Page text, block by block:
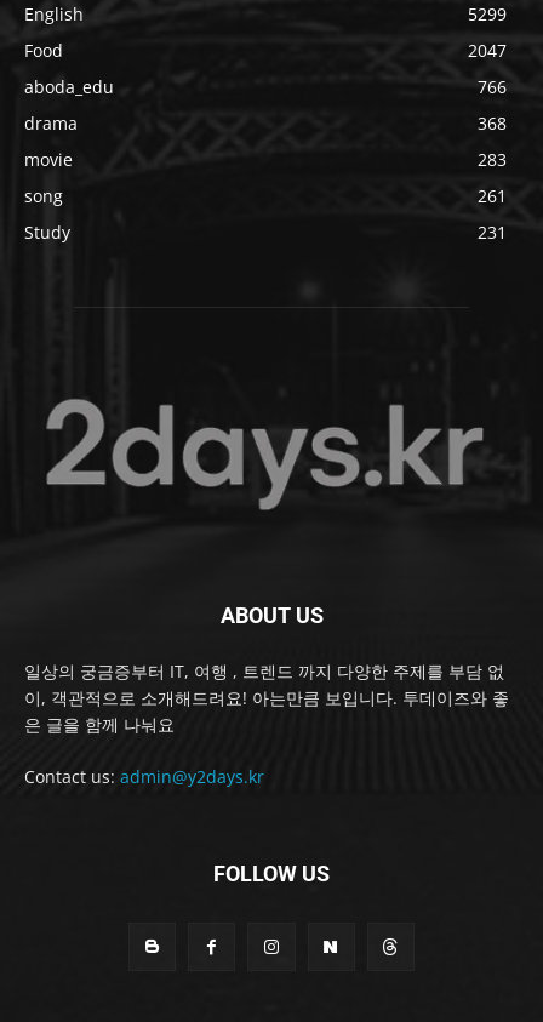
English
5299
Food
2047
aboda_edu
766
drama
368
movie
283
song
261
Study
231
ABOUT US
일상의 궁금증부터 IT, 여행 , 트렌드 까지 다양한 주제를 부담 없
이, 객관적으로 소개해드려요! 아는만큼 보입니다. 투데이즈와 좋
은 글을 함께 나눠요
Contact us: admin@y2days.kr
FOLLOW US